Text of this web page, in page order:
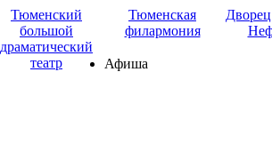
Тюменский
большой
драматический
театр
Тюменская
филармония
Афиша